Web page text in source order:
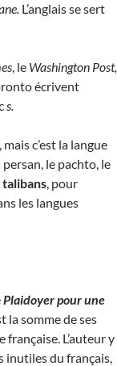
L’anglais se sert
, le Washington Post,
écrivent
s.
c’est la langue
le pachto, le
talibans, pour
les langues
Plaidoyer pour une
la somme de ses
L’auteur y
inutiles du français,